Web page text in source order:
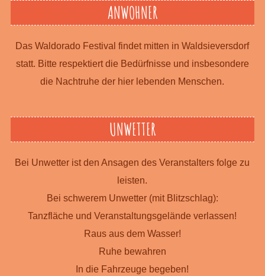
ANWOHNER
Das Waldorado Festival findet mitten in Waldsieversdorf
statt. Bitte respektiert die Bedürfnisse und insbesondere
die Nachtruhe der hier lebenden Menschen.
UNWETTER
Bei Unwetter ist den Ansagen des Veranstalters folge zu
leisten.
Bei schwerem Unwetter (mit Blitz­schlag):
Tanz­fläche und Ver­an­stalt­ungs­gelände verlassen!
Raus aus dem Wasser!
Ruhe bewahren
In die Fahrzeuge begeben!